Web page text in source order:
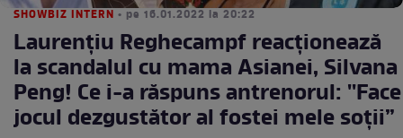
SHOWBIZ INTERN • pe 16.01.2022 la 20:22
Laurențiu Reghecampf reacționează
la scandalul cu mama Asianei, Silvana
Peng! Ce i-a răspuns antrenorul: ''Face
jocul dezgustător al fostei mele soții”